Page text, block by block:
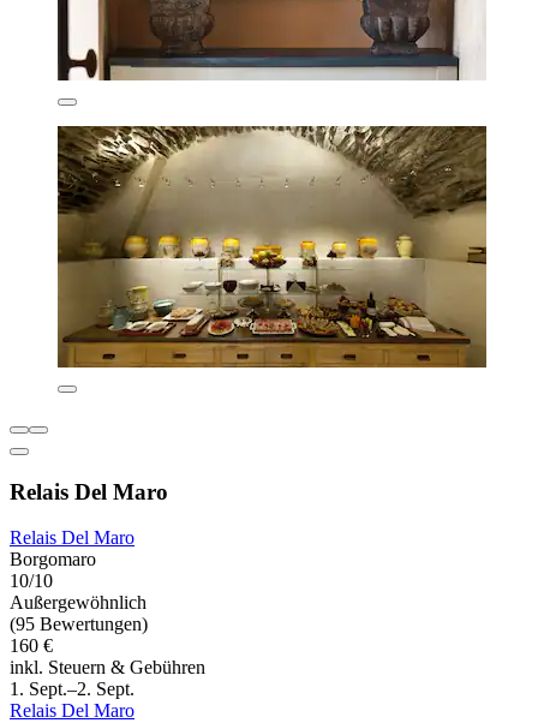
Relais Del Maro
Relais Del Maro
Borgomaro
10/10
Außergewöhnlich
(95 Bewertungen)
160 €
inkl. Steuern & Gebühren
1. Sept.–2. Sept.
Relais Del Maro